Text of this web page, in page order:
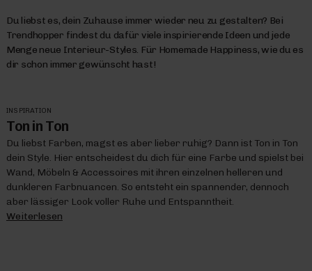
Du liebst es, dein Zuhause immer wieder neu zu gestalten? Bei
Trendhopper findest du dafür viele inspirierende Ideen und jede
Menge neue Interieur-Styles. Für Homemade Happiness, wie du es
dir schon immer gewünscht hast!
INSPIRATION
Ton in Ton
Du liebst Farben, magst es aber lieber ruhig? Dann ist Ton in Ton
dein Style. Hier entscheidest du dich für eine Farbe und spielst bei
Wand, Möbeln & Accessoires mit ihren einzelnen helleren und
dunkleren Farbnuancen. So entsteht ein spannender, dennoch
aber lässiger Look voller Ruhe und Entspanntheit.
Weiterlesen